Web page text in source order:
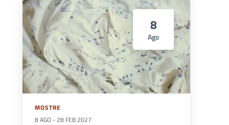
8
Ago
MOSTRE
8 AGO -28 FEB 2027